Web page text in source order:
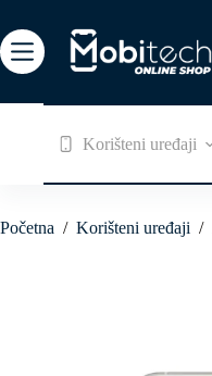
to
content
Korišteni uređaji
Početna / Korišteni uređaji /